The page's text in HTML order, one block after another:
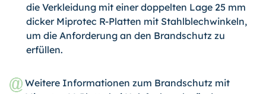
die Verkleidung mit einer doppelten Lage 25 mm
dicker Miprotec R-Platten mit Stahlblechwinkeln,
um die Anforderung an den Brandschutz zu
erfüllen.
Weitere Informationen zum Brandschutz mit